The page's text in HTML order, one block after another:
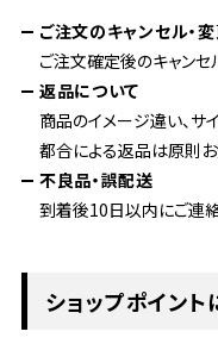
ご注文のキャンセル・
ご注文確定後のキャンセ
返品について
商品のイメージ違い、サ
都合による返品は原則お
不良品・誤配送
到着後10日以内にご連絡
ショップポイント